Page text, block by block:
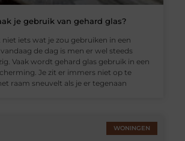
je gebruik van gehard glas?
niet iets wat je zou gebruiken in een
de dag is men er wel steeds
Vaak wordt gehard glas gebruik in een
Je zit er immers niet op te
raam sneuvelt als je er tegenaan
WONINGEN